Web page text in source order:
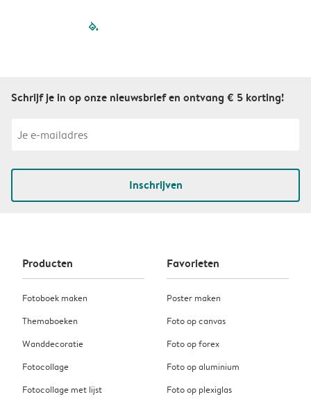
filled-pagination
Schrijf je in op onze nieuwsbrief en ontvang € 5 korting!
Inschrijven
Producten
Fotoboek maken
Themaboeken
Wanddecoratie
Fotocollage
Fotocollage met lijst
Favorieten
Poster maken
Foto op canvas
Foto op forex
Foto op aluminium
Foto op plexiglas